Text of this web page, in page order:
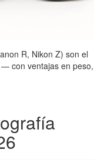
R, Nikon Z) son el
con ventajas en peso,